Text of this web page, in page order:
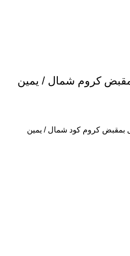
بمقبض كروم شمال / يمين
ايديال بمقبض كروم كود شمال / يمين